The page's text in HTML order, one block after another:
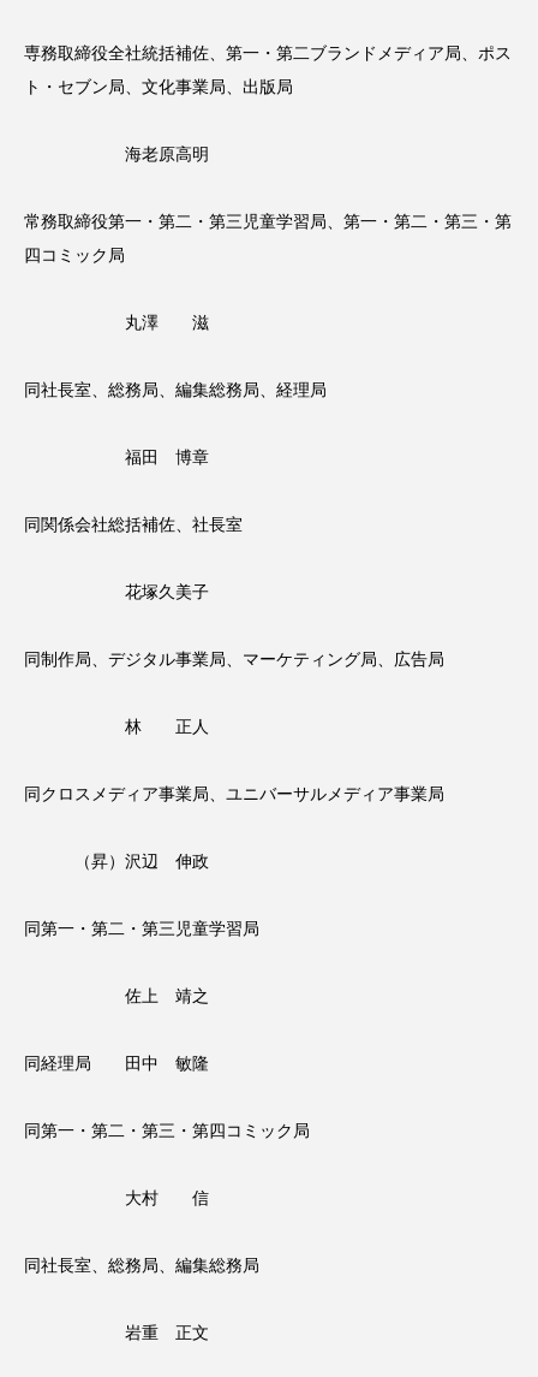
専務取締役全社統括補佐、第一・第二ブランドメディア局、ポス
ト・セブン局、文化事業局、出版局
海老原高明
常務取締役第一・第二・第三児童学習局、第一・第二・第三・第
四コミック局
丸澤 滋
同社長室、総務局、編集総務局、経理局
福田 博章
同関係会社総括補佐、社長室
花塚久美子
同制作局、デジタル事業局、マーケティング局、広告局
林 正人
同クロスメディア事業局、ユニバーサルメディア事業局
（昇）沢辺 伸政
同第一・第二・第三児童学習局
佐上 靖之
同経理局 田中 敏隆
同第一・第二・第三・第四コミック局
大村 信
同社長室、総務局、編集総務局
岩重 正文